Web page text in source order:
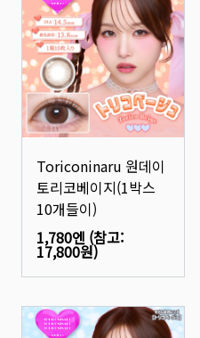
Toriconinaru 원데이
토리코베이지(1박스
10개들이)
1,780엔 (참고:
17,800원)